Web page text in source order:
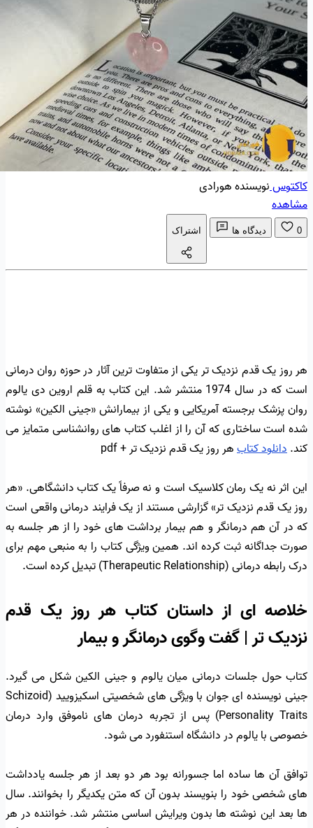
کاکتوسنویسنده هورادی
مشاهده
0 دیدگاه ها اشتراک
هر روز یک قدم نزدیک تر یکی از متفاوت ترین آثار در حوزه روان درمانی
است که در سال 1974 منتشر شد. این کتاب به قلم اروین دی یالوم
روان پزشک برجسته آمریکایی و یکی از بیمارانش «جینی الکین» نوشته
شده است ساختاری که آن را از اغلب کتاب های روانشناسی متمایز می
کند.دانلود کتابهر روز یک قدم نزدیک تر + pdf
این اثر نه یک رمان کلاسیک است و نه صرفاً یک کتاب دانشگاهی. «هر
روز یک قدم نزدیک تر» گزارشی مستند از یک فرایند درمانی واقعی است
که در آن هم درمانگر و هم بیمار برداشت های خود را از هر جلسه به
صورت جداگانه ثبت کرده اند. همین ویژگی کتاب را به منبعی مهم برای
درک رابطه درمانی (Therapeutic Relationship) تبدیل کرده است.
خلاصه ای از داستان کتاب هر روز یک قدم
نزدیک تر | گفت وگوی درمانگر و بیمار
کتاب حول جلسات درمانی میان یالوم و جینی الکین شکل می گیرد.
جینی نویسنده ای جوان با ویژگی های شخصیتی اسکیزویید (Schizoid
Personality Traits) پس از تجربه درمان های ناموفق وارد درمان
خصوصی با یالوم در دانشگاه استنفورد می شود.
توافق آن ها ساده اما جسورانه بود هر دو بعد از هر جلسه یادداشت
های شخصی خود را بنویسند بدون آن که متن یکدیگر را بخوانند. سال
ها بعد این نوشته ها بدون ویرایش اساسی منتشر شد. خواننده در هر